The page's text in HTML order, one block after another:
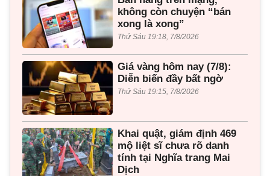
không còn chuyện “bán
xong là xong”
Thứ Sáu 19:18, 7/8/2026
Giá vàng hôm nay (7/8):
Diễn biến đầy bất ngờ
Thứ Sáu 19:15, 7/8/2026
Khai quật, giám định 469
mộ liệt sĩ chưa rõ danh
tính tại Nghĩa trang Mai
Dịch